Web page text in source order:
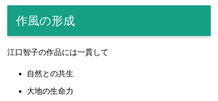
作風の形成
江口智子の作品には一貫して
自然との共生
大地の生命力